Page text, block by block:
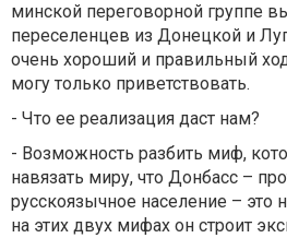
минской переговорной группе
переселенцев из Донецкой и
очень хороший и правильный
могу только приветствовать.
- Что ее реализация даст нам?
- Возможность разбить миф,
навязать миру, что Донбасс –
русскоязычное население – это
на этих двух мифах он строит